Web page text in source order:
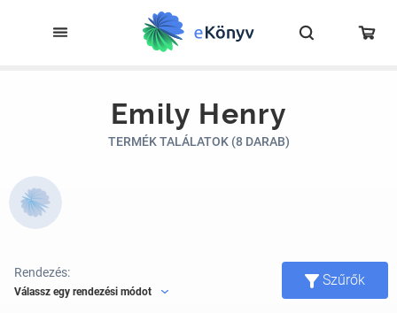
Emily Henry
TERMÉK TALÁLATOK (8 DARAB)
Rendezés:
Válassz egy rendezési módot
Szűrők